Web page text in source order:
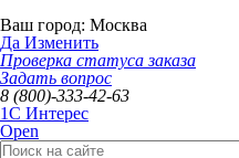
Ваш город: Москва
Да Изменить
Проверка статуса заказа
Задать вопрос
8 (800)-333-42-63
1C Интерес
Open